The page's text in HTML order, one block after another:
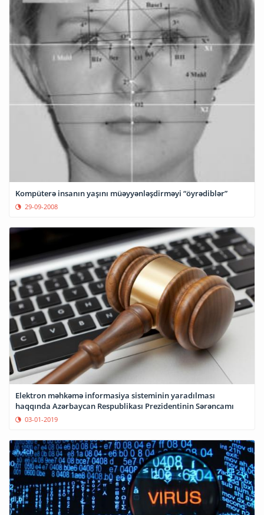
Kompüterə insanın yaşını müəyyənləşdirməyi “öyrədiblər”
29-09-2008
Elektron məhkəmə informasiya sisteminin yaradılması
haqqında Azərbaycan Respublikası Prezidentinin Sərəncamı
03-01-2019